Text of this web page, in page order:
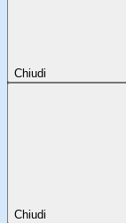
Chiudi
Chiudi